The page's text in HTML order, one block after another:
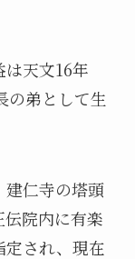
天文16年
の弟として生
建仁寺の塔頭
伝院内に有楽
定され、現在